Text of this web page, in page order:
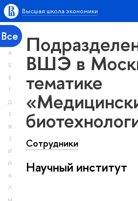
Высшая школа экономики
Все
А
Б
В
Г
Д
Е
Ж
З
И
Й
К
Л
ВШЭ в
тематике
Сотрудники
Научный институт